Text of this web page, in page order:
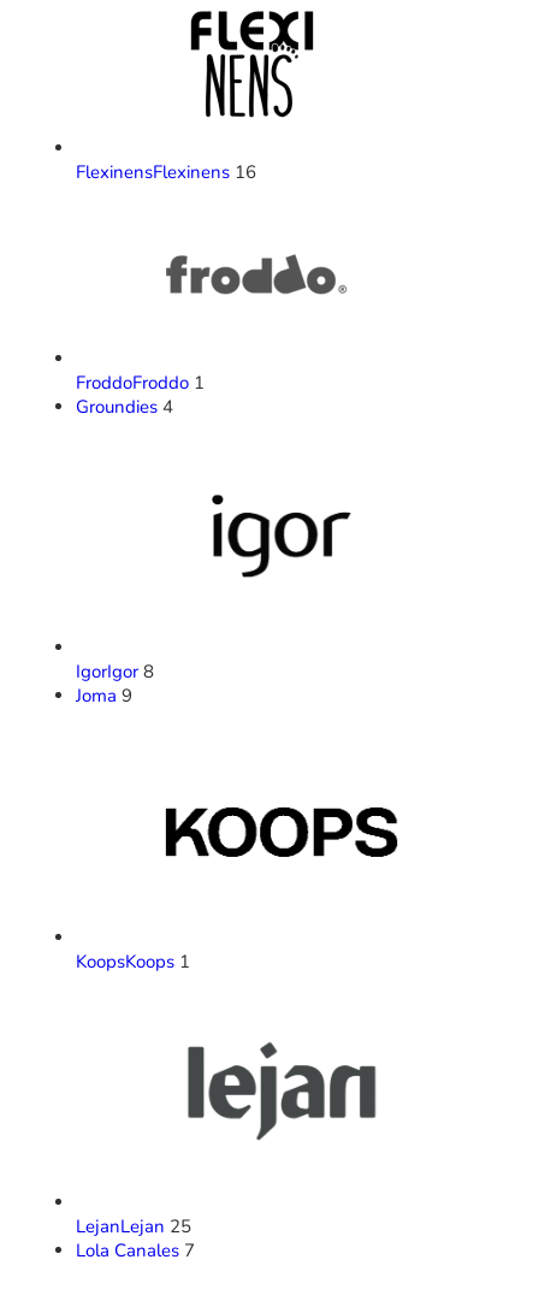
FlexinensFlexinens 16
FroddoFroddo 1
Groundies 4
IgorIgor 8
Joma 9
KoopsKoops 1
LejanLejan 25
Lola Canales 7